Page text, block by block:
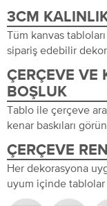
3CM
Tüm kanvas
sipariş edebilir
ÇERÇEVE VE
BOŞLUK
Tablo ile çerçeve
kenar baskıları
ÇERÇEVE
Her dekorasyona
uyum içinde